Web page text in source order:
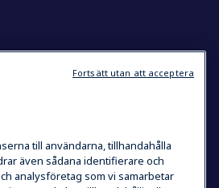
till användarna, tillhandahålla
även sådana identifierare och
analysföretag som vi samarbetar
Fortsätt utan att acceptera